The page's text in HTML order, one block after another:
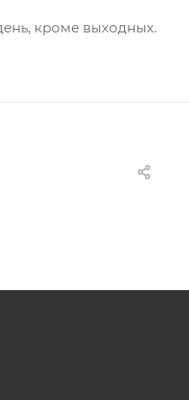
кроме выходных.